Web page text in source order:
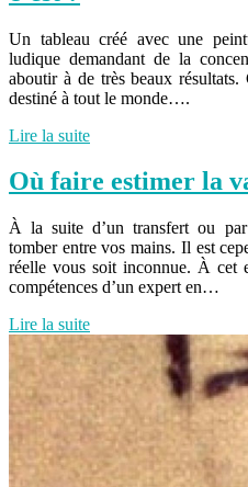
Un tableau créé avec une
ludique demandant de la
aboutir à de très beaux
destiné à tout le monde….
Lire la suite
Où faire estimer la
À la suite d’un transfert ou
tomber entre vos mains. Il est
réelle vous soit inconnue. À cet
compétences d’un expert en…
Lire la suite